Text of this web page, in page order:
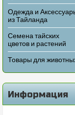
Одежда и
из Тайланда
Семена тайских
цветов и растений
Товары для
Информация